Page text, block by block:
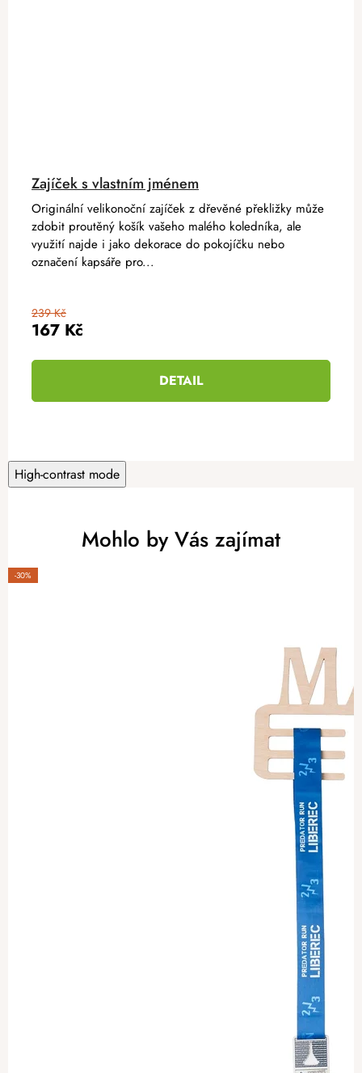
Zajíček s vlastním jménem
167 Kč
239 Kč
DETAIL
Originální velikonoční zajíček z dřevěné překližky může
zdobit proutěný košík vašeho malého koledníka, ale
využití najde i jako dekorace do pokojíčku nebo
označení kapsáře pro...
High-contrast mode
Mohlo by Vás zajímat
-30%